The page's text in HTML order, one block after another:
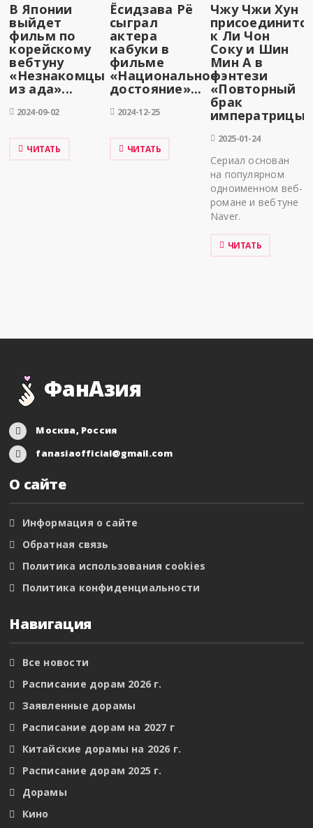
В Японии
выйдет
фильм по
корейскому
вебтуну
«Незнакомцы
из ада»...
2024-09-02
ЧИТАТЬ
Ёсидзава Рё
сыграл
актера
кабуки в
фильме
«Национальное
достояние»...
2024-12-25
ЧИТАТЬ
Чжу Чжи Хун
к Ли Чон
Соку и Шин
Мин А в
фэнтези
«Повторный
брак
2025-01-24
Сериал основан
на популярном
одноименном веб-
романе и вебтуне
Naver.
ЧИТАТЬ
ФанАзия
Москва, Россия
fanasiaofficial@gmail.com
О сайте
Информация о сайте
Обратная связь
Политика использования cookies
Политика конфиденциальности
Навигация
Все новости
Расписание дорам 2026 г.
Заявленные дорамы
Расписание дорам на 2027 г
Китайские дорамы на 2026 г.
Расписание дорам 2025 г.
Дорамы
Кино